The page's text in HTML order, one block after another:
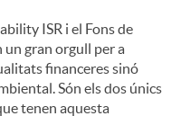
ISR i el Fons de
un gran orgull per a
financeres sinó
Són els dos únics
tenen aquesta